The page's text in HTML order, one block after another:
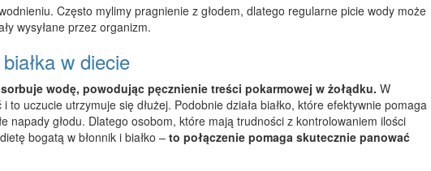
Często mylimy pragnienie z głodem, dlatego regularne picie wody może
wysyłane przez organizm.
białka w diecie
wodę, powodując pęcznienie treści pokarmowej w żołądku. W
to uczucie utrzymuje się dłużej. Podobnie działa białko, które efektywnie pomaga
napady głodu. Dlatego osobom, które mają trudności z kontrolowaniem ilości
bogatą w błonnik i białko – to połączenie pomaga skutecznie panować